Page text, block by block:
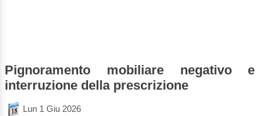
Pignoramento mobiliare negativo e
interruzione della prescrizione
Lun 1 Giu 2026